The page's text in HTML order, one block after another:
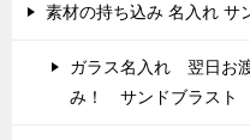
素材の持ち込み 名入れ サ
ガラス名入れ 翌日お
み！ サンドブラスト